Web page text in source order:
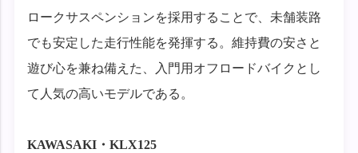
ロークサスペンションを採用することで、未舗装路
でも安定した走行性能を発揮する。維持費の安さと
遊び心を兼ね備えた、入門用オフロードバイクとし
て人気の高いモデルである。
KAWASAKI・KLX125